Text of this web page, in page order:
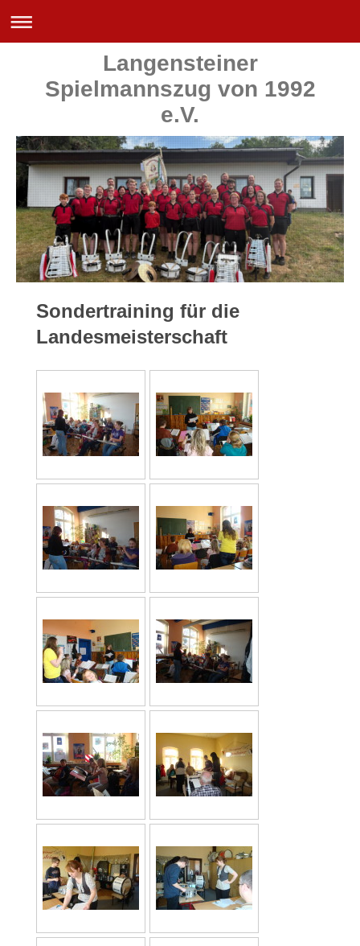
Langensteiner
Spielmannszug von 1992
e.V.
Sondertraining für die
Landesmeisterschaft